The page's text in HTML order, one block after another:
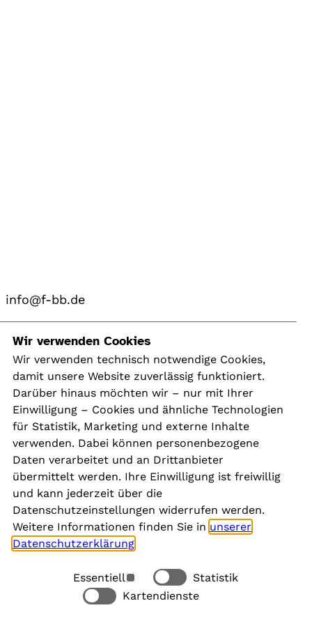
info@f-bb.de
Navigation
Kontakt
Presse
Aktuelles
Karriere
Newsletter
Social Media
Rechtliches
Wir verwenden Cookies
Wir verwenden technisch notwendige Cookies,
damit unsere Website zuverlässig funktioniert.
Darüber hinaus möchten wir – nur mit Ihrer
Einwilligung – Cookies und ähnliche Technologien
für Statistik, Marketing und externe Inhalte
verwenden. Dabei können personenbezogene
Daten verarbeitet und an Drittanbieter
übermittelt werden. Ihre Einwilligung ist freiwillig
und kann jederzeit über die
Datenschutzeinstellungen widerrufen werden.
Weitere Informationen finden Sie in unserer
Datenschutzerklärung
Essentiell
Statistik
Kartendienste